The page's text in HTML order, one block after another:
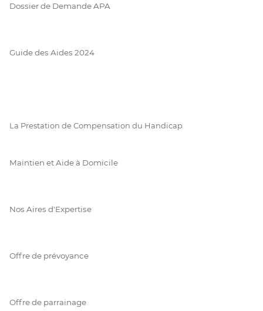
Dossier de Demande APA
Guide des Aides 2024
La Prestation de Compensation du Handicap
Maintien et Aide à Domicile
Nos Aires d'Expertise
Offre de prévoyance
Offre de parrainage